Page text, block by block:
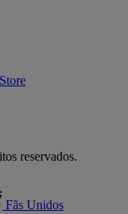
reservados.
Fãs Unidos